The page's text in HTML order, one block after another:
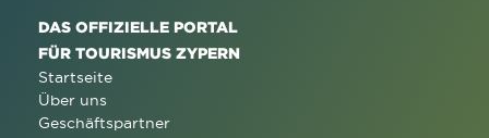
DAS OFFIZIELLE PORTAL
FÜR TOURISMUS ZYPERN
Startseite
Über uns
Geschäftspartner